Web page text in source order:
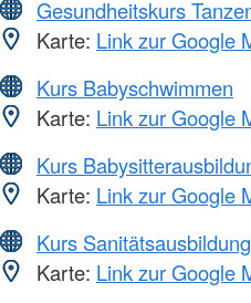
Gesundheitskurs
Karte: Link zur Google
Kurs Babyschwimmen
Karte: Link zur Google
Kurs
Karte: Link zur Google
Kurs Sanitätsausbildung
Karte: Link zur Google